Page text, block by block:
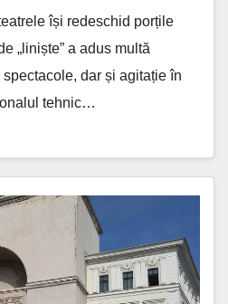
își redeschid porțile
„liniște” a adus multă
dar și agitație în
tehnic…